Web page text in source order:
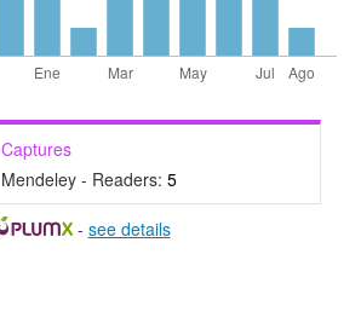
Captures
Mendeley - Readers: 5
- see details